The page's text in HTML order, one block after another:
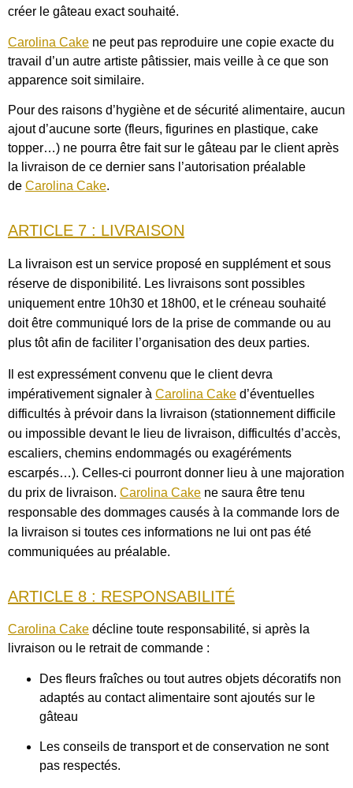
créer le gâteau exact souhaité.
Carolina Cake ne peut pas reproduire une copie exacte du
travail d’un autre artiste pâtissier, mais veille à ce que son
apparence soit similaire.
Pour des raisons d’hygiène et de sécurité alimentaire, aucun
ajout d’aucune sorte (fleurs, figurines en plastique, cake
topper…) ne pourra être fait sur le gâteau par le client après
la livraison de ce dernier sans l’autorisation préalable
de Carolina Cake.
ARTICLE 7 : LIVRAISON
La livraison est un service proposé en supplément et sous
réserve de disponibilité. Les livraisons sont possibles
uniquement entre 10h30 et 18h00, et le créneau souhaité
doit être communiqué lors de la prise de commande ou au
plus tôt afin de faciliter l’organisation des deux parties.
Il est expressément convenu que le client devra
impérativement signaler à Carolina Cake d’éventuelles
difficultés à prévoir dans la livraison (stationnement difficile
ou impossible devant le lieu de livraison, difficultés d’accès,
escaliers, chemins endommagés ou exagéréments
escarpés…). Celles-ci pourront donner lieu à une majoration
du prix de livraison. Carolina Cake ne saura être tenu
responsable des dommages causés à la commande lors de
la livraison si toutes ces informations ne lui ont pas été
communiquées au préalable.
ARTICLE 8 : RESPONSABILITÉ
Carolina Cake décline toute responsabilité, si après la
livraison ou le retrait de commande :
Des fleurs fraîches ou tout autres objets décoratifs non
adaptés au contact alimentaire sont ajoutés sur le
gâteau
Les conseils de transport et de conservation ne sont
pas respectés.